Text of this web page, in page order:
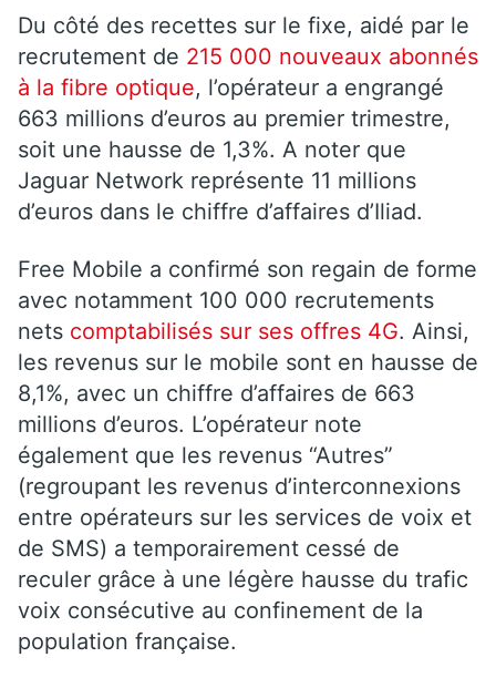
Du côté des recettes sur le fixe, aidé par le
recrutement de 215 000 nouveaux abonnés
à la fibre optique, l’opérateur a engrangé
663 millions d’euros au premier trimestre,
soit une hausse de 1,3%. A noter que
Jaguar Network représente 11 millions
d’euros dans le chiffre d’affaires d’Iliad.
Free Mobile a confirmé son regain de forme
avec notamment 100 000 recrutements
nets comptabilisés sur ses offres 4G. Ainsi,
les revenus sur le mobile sont en hausse de
8,1%, avec un chiffre d’affaires de 663
millions d’euros. L’opérateur note
également que les revenus “Autres”
(regroupant les revenus d’interconnexions
entre opérateurs sur les services de voix et
de SMS) a temporairement cessé de
reculer grâce à une légère hausse du trafic
voix consécutive au confinement de la
population française.